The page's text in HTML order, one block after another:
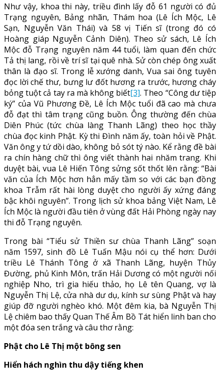
Như vậy, khoa thi này, triều đình lấy đỗ 61 người có đủ
Trạng nguyên, Bảng nhãn, Thám hoa (Lê Ích Mộc, Lê
Sạn, Nguyễn Văn Thái) và 58 vị Tiến sĩ (trong đó có
Hoàng giáp Nguyễn Cảnh Diên). Theo sử sách, Lê Ích
Mộc đỗ Trạng nguyên năm 44 tuổi, làm quan đến chức
Tả thị lang, rồi về trí sĩ tại quê nhà. Sử còn chép ông xuất
thân là đạo sĩ. Trong lễ xướng danh, Vua sai ông tuyên
đọc lời chế thư, bưng lư đốt hương ra trước, hương cháy
bỏng tuột cả tay ra mà không biết[3]. Theo “Công dư tiệp
ký” của Vũ Phương Đề, Lê Ích Mộc tuổi đã cao mà chưa
đỗ đạt thì tâm trạng cũng buồn. Ông thường đến chùa
Diên Phúc (tức chùa làng Thanh Lãng) theo học thầy
chùa đọc kinh Phật. Kỳ thi Đình năm ấy, toàn hỏi về Phật.
Văn ông y tứ dồi dào, không bỏ sót tý nào. Kể rằng đề bài
ra chín hàng chữ thì ông viết thành hai nhăm trang. Khi
duyệt bài, vua Lê Hiến Tông sửng sốt thốt lên rằng: “Bài
văn của Ích Mộc hơn hẳn mấy tầm so với các bạn đồng
khoa Trẫm rất hài lòng duyệt cho người ấy xứng đáng
bậc khôi nguyên”. Trong lịch sử khoa bảng Việt Nam, Lê
Ích Mộc là người đầu tiên ở vùng đất Hải Phòng ngày nay
thi đỗ Trạng nguyên.
Trong bài “Tiểu sử Thiền sư chùa Thanh Lãng” soạn
năm 1597, sinh đồ Lê Tuấn Mậu nói cụ thể hơn: Dưới
triều Lê Thánh Tông ở xã Thanh Lãng, huyện Thủy
Đường, phủ Kinh Môn, trấn Hải Dương có một người nối
nghiệp Nho, trì gia hiếu thảo, họ Lê tên Quang, vợ là
Nguyễn Thị Lệ, cửa nhà dư dụ, kính sư sùng Phật và hay
giúp đỡ người nghèo khó. Một đêm kia, bà Nguyễn Thị
Lệ chiêm bao thấy Quan Thế Âm Bồ Tát hiển linh ban cho
một đóa sen trắng và câu thơ rằng:
Phật cho Lê Thị một bông sen
Hiển hách nghìn thu dậy tiếng khen